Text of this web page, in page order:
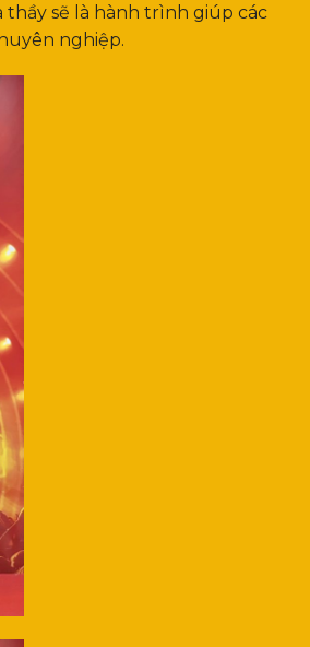
thầy sẽ là hành trình giúp các
nghiệp.